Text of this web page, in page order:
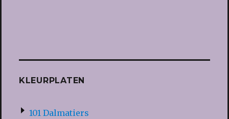
KLEURPLATEN
101 Dalmatiers